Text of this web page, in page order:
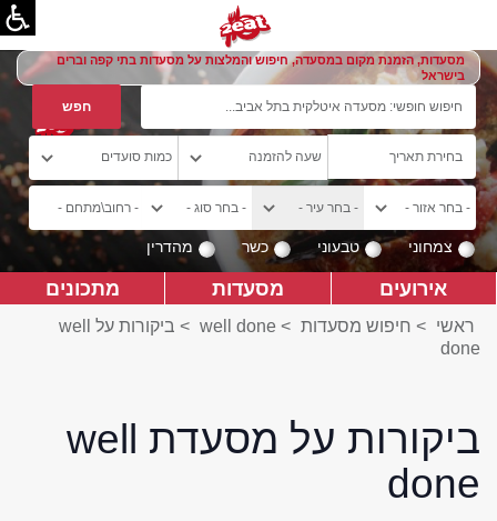
מסעדות, הזמנת מקום במסעדה, חיפוש והמלצות על מסעדות בתי קפה וברים
בישראל
צמחוני טבעוני כשר מהדרין
אירועים מסעדות מתכונים
ראשי > חיפוש מסעדות >
well done
>
ביקורות על well
done
ביקורות על מסעדת well
done